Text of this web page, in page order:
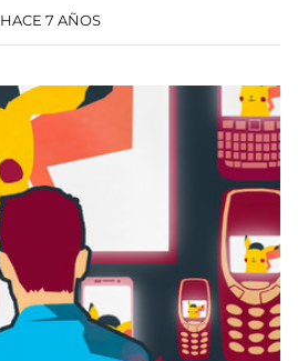
HACE 7 AÑOS